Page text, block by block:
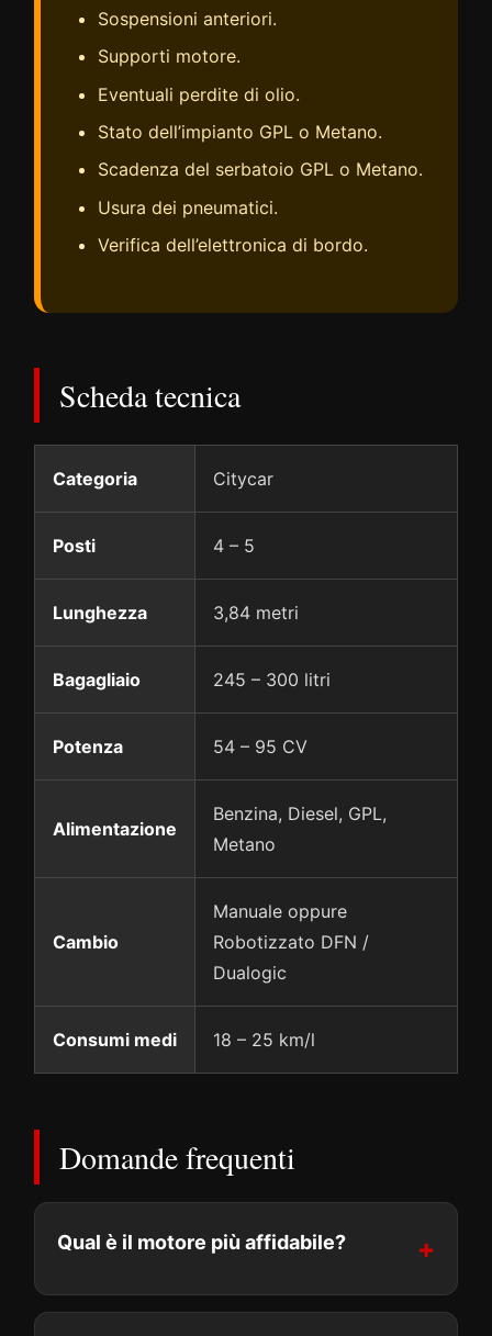
Sospensioni anteriori.
Supporti motore.
Eventuali perdite di olio.
Stato dell’impianto GPL o Metano.
Scadenza del serbatoio GPL o Metano.
Usura dei pneumatici.
Verifica dell’elettronica di bordo.
Scheda tecnica
Categoria Citycar
Posti 4 – 5
Lunghezza 3,84 metri
Bagagliaio 245 – 300 litri
Potenza 54 – 95 CV
Alimentazione
Benzina, Diesel, GPL,
Metano
Cambio
Manuale oppure
Robotizzato DFN /
Dualogic
Consumi medi 18 – 25 km/l
Domande frequenti
Qual è il motore più affidabile?